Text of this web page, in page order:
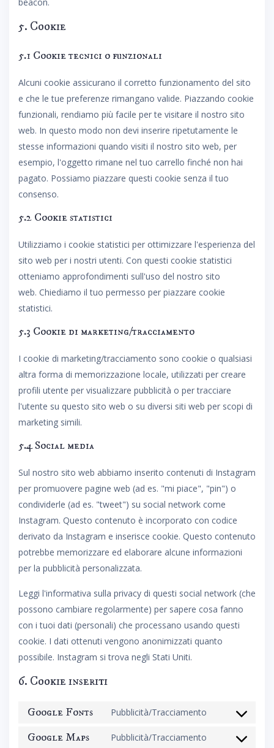
5. Cookie
5.1 Cookie tecnici o funzionali
Alcuni cookie assicurano il corretto funzionamento del sito
e che le tue preferenze rimangano valide. Piazzando cookie
funzionali, rendiamo più facile per te visitare il nostro sito
web. In questo modo non devi inserire ripetutamente le
stesse informazioni quando visiti il nostro sito web, per
esempio, l'oggetto rimane nel tuo carrello finché non hai
pagato. Possiamo piazzare questi cookie senza il tuo
consenso.
5.2 Cookie statistici
Utilizziamo i cookie statistici per ottimizzare l'esperienza del
sito web per i nostri utenti. Con questi cookie statistici
otteniamo approfondimenti sull'uso del nostro sito
web. Chiediamo il tuo permesso per piazzare cookie
statistici.
5.3 Cookie di marketing/tracciamento
I cookie di marketing/tracciamento sono cookie o qualsiasi
altra forma di memorizzazione locale, utilizzati per creare
profili utente per visualizzare pubblicità o per tracciare
l'utente su questo sito web o su diversi siti web per scopi di
marketing simili.
5.4 Social media
Sul nostro sito web abbiamo inserito contenuti di Instagram
per promuovere pagine web (ad es. "mi piace", "pin") o
condividerle (ad es. "tweet") su social network come
Instagram. Questo contenuto è incorporato con codice
derivato da Instagram e inserisce cookie. Questo contenuto
potrebbe memorizzare ed elaborare alcune informazioni
per la pubblicità personalizzata.
Leggi l'informativa sulla privacy di questi social network (che
possono cambiare regolarmente) per sapere cosa fanno
con i tuoi dati (personali) che processano usando questi
cookie. I dati ottenuti vengono anonimizzati quanto
possibile. Instagram si trova negli Stati Uniti.
6. Cookie inseriti
Google Fonts Pubblicità/Tracciamento
Consent
Google Maps Pubblicità/Tracciamento
Consent